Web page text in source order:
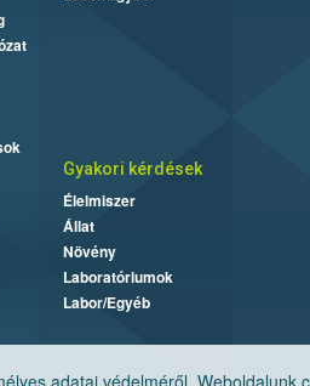
adatai védelméről. Weboldalunk
Gyakori kérdések
Élelmiszer
Állat
Növény
Laboratóriumok
Labor/Egyéb